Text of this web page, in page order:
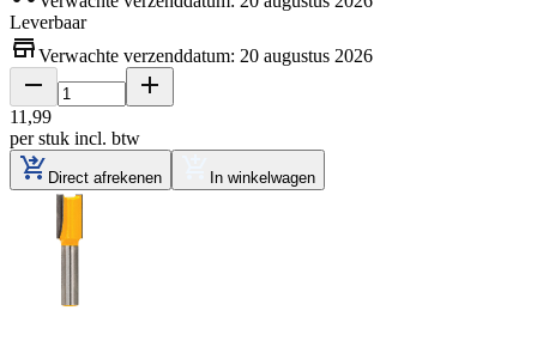
Leverbaar
Verwachte verzenddatum: 20 augustus 2026
11 ,99
per stuk incl. btw
Direct afrekenen In winkelwagen